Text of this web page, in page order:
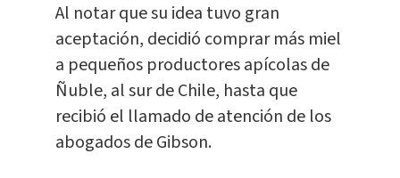
Al notar que su idea tuvo gran
aceptación, decidió comprar más miel
a pequeños productores apícolas de
Ñuble, al sur de Chile, hasta que
recibió el llamado de atención de los
abogados de Gibson.